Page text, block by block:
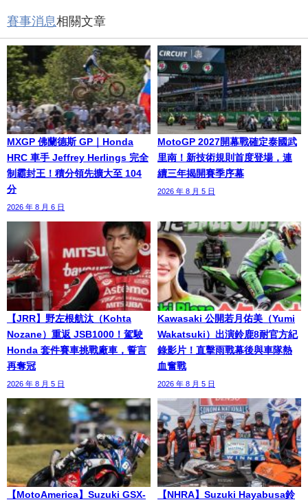
賽事消息相關文章
MXGP 佛蘭德斯 GP｜Honda
HRC 車手 Jeffrey Herlings 完全
制霸封王！積分領先擴大至 104
分
2026 年 8 月 6 日
MotoGP 2027開幕戰確定泰國武
里南！新技術規則首度登場，連
續三年揭開賽季序幕
2026 年 8 月 5 日
【JRR】野左根航汰（Kohta
Nozane）重返 JSB1000！駕駛
Honda 套件賽車挑戰廠車，誓言
再奪冠
2026 年 8 月 5 日
Kawasaki 公開若月佑美（Yumi
Wakatsuki）出演鈴鹿8耐官方紀
錄影片！直擊雨戰幕後與車隊熱
血奮戰
2026 年 8 月 5 日
【MotoAmerica】Suzuki GSX-
【NHRA】Suzuki Hayabusa鈴